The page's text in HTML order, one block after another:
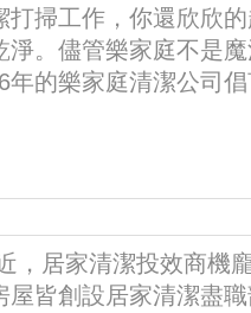
打掃工作，你還欣欣
淨。儘管樂家庭不是
的樂家庭清潔公司倡
，居家清潔投效商機
屋皆創設居家清潔盡